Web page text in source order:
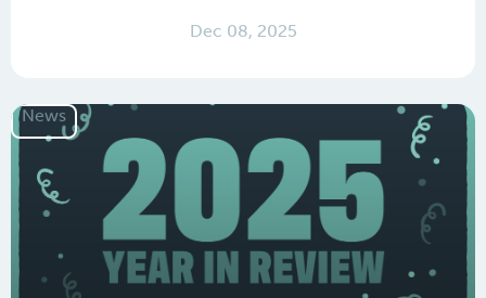
Dec 08, 2025
News